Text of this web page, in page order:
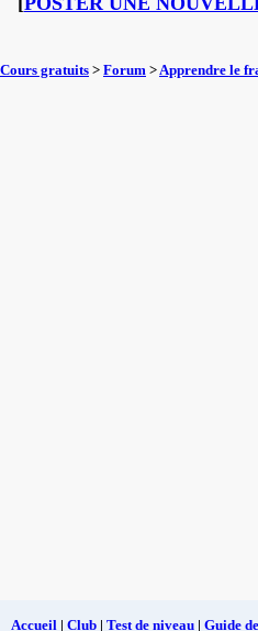
Cours gratuits > Forum > Apprendre le
Accueil | Club | Test de niveau | Guide